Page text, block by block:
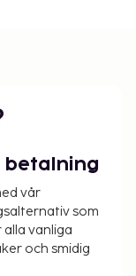
betalning
vår
som
vanliga
och smidig